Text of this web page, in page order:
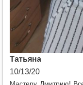
Татьяна
10/13/20
Мастеру Дмитрию!